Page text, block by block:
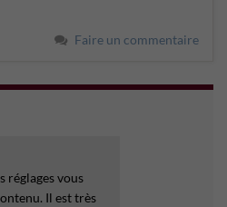
Faire un commentaire
réglages vous
Il est très